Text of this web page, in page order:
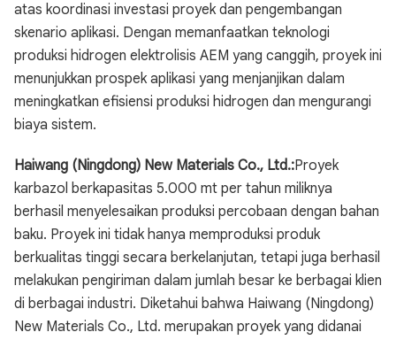
atas koordinasi investasi proyek dan pengembangan
skenario aplikasi. Dengan memanfaatkan teknologi
produksi hidrogen elektrolisis AEM yang canggih, proyek ini
menunjukkan prospek aplikasi yang menjanjikan dalam
meningkatkan efisiensi produksi hidrogen dan mengurangi
biaya sistem.
Haiwang (Ningdong) New Materials Co., Ltd.:Proyek
karbazol berkapasitas 5.000 mt per tahun miliknya
berhasil menyelesaikan produksi percobaan dengan bahan
baku. Proyek ini tidak hanya memproduksi produk
berkualitas tinggi secara berkelanjutan, tetapi juga berhasil
melakukan pengiriman dalam jumlah besar ke berbagai klien
di berbagai industri. Diketahui bahwa Haiwang (Ningdong)
New Materials Co., Ltd. merupakan proyek yang didanai